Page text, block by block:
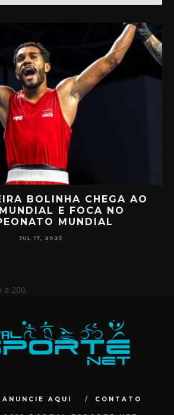
BOLINHA CHEGA AO
E FOCA NO
MUNDIAL
JUL 17, 2025
a 200.
ANUNCIE AQUI CONTATO